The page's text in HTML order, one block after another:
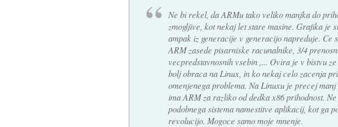
Ne bi rekel, da ARMu tako veliko manjka do
zmogljive, kot nekaj let stare masine. Grafika je
ampak iz generacije v generacijo napreduje. Ce
ARM zasede pisarniske racunalnike, 3/4
vecpredstavnosnih vsebin ,... Ovira je v bistvu
bolj obraca na Linux, in ko nekaj celo zacenja
omenjenega problema. Na Linuxu je precej
ima ARM za razliko od dedka x86 prihodnost.
podobnega sistema namestitve aplikacij, kot ga
revolucijo. Mogoce samo moje mnenje.